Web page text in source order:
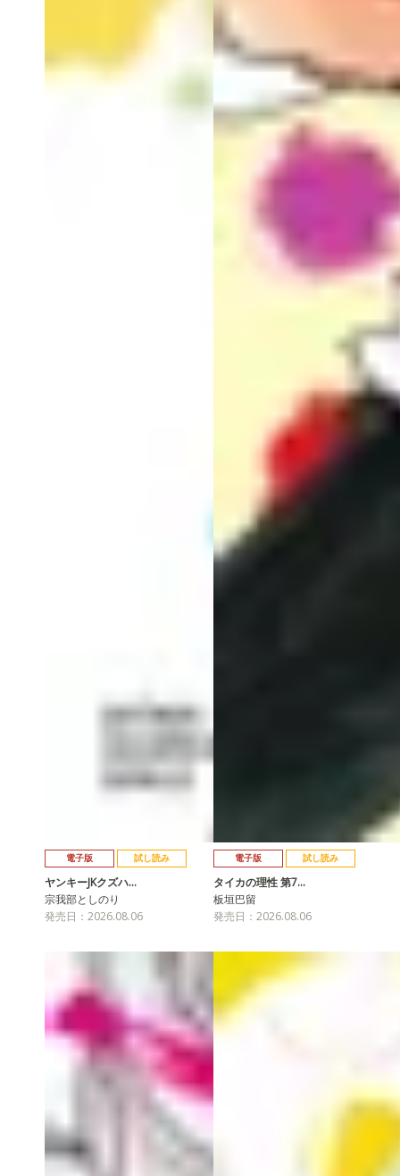
電子版 試し読み
ヤンキーJKクズハ…
宗我部としのり
発売日：2026.08.06
電子版 試し読み
タイカの理性 第7…
板垣巴留
発売日：2026.08.06